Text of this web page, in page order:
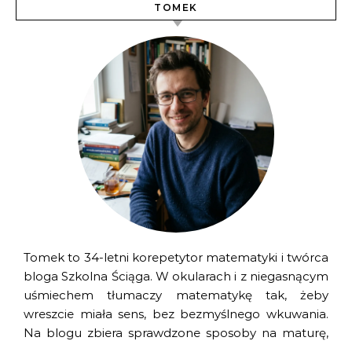
TOMEK
Tomek to 34-letni korepetytor matematyki i twórca
bloga Szkolna Ściąga. W okularach i z niegasnącym
uśmiechem tłumaczy matematykę tak, żeby
wreszcie miała sens, bez bezmyślnego wkuwania.
Na blogu zbiera sprawdzone sposoby na maturę,